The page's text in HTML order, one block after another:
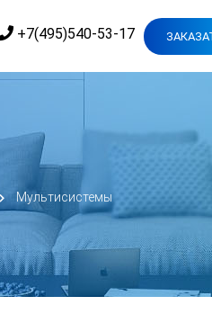
+7(495)540-53-17
Мультисистемы